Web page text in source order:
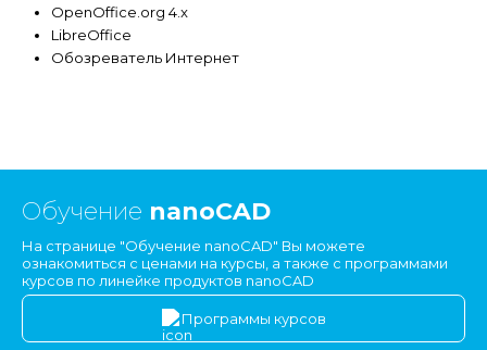
OpenOffice.org 4.x
LibreOffice
Обозреватель Интернет
Обучение nanoCAD
На странице "Обучение nanoCAD" Вы можете
ознакомиться с ценами на курсы, а также с программами
курсов по линейке продуктов nanoCAD
Программы курсов